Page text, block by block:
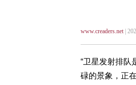
www.creaders.net|
“卫星发射排队
碌的景象，正